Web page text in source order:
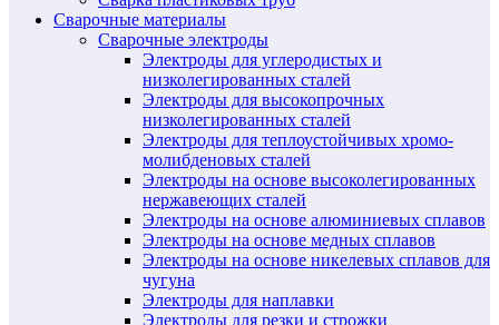
Сварочные материалы
Сварочные электроды
Электроды для углеродистых и
низколегированных сталей
Электроды для высокопрочных
низколегированных сталей
Электроды для теплоустойчивых хромо-
молибденовых сталей
Электроды на основе высоколегированных
нержавеющих сталей
Электроды на основе алюминиевых сплавов
Электроды на основе медных сплавов
Электроды на основе никелевых сплавов для
чугуна
Электроды для наплавки
Электроды для резки и строжки